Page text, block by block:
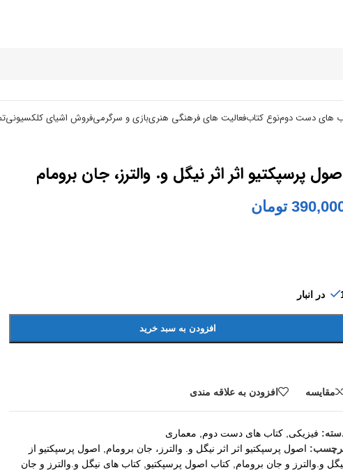
های دست دومنوع کتابفعالیت های فرهنگی هنریبازی و سرگرمیفروش اشیای کلکسیونی
پرسپکتیو اثر اثر نیگل‌ و. والترز، جا‌ن‌ بروما‌م‌
تومان
افزودن به سبد خرید
مقايسه افزودن به علاقه مندی
فیزیکی کتاب های دست دوم
معماری
اصول پرسپکتیو اثر اثر نیگل‌ و. والترز، جا‌ن‌ بروما‌م‌
اصول پرسپکتیو از
و.والترز و جان برومام کتاب اصول پرسپکتیو کتاب های نیگل و.والترز و جان